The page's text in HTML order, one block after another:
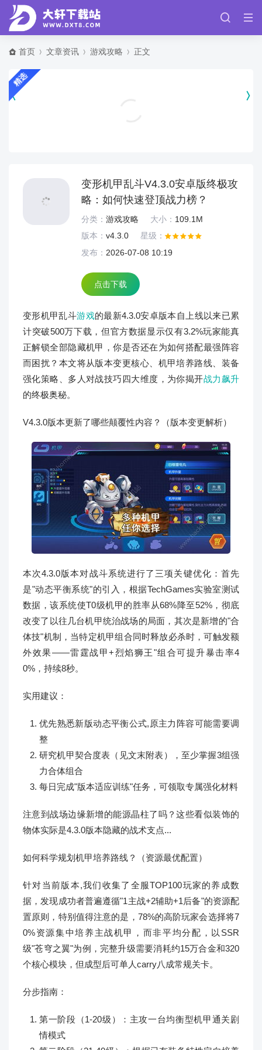
首页 文章资讯 游戏攻略 正文
精选
变形机甲乱斗V4.3.0安卓版终极攻
略：如何快速登顶战力榜？
分类： 游戏攻略 大小： 109.1M
版本： v4.3.0
星级：
发布： 2026-07-08 10:19
点击下载
变形机甲乱斗游戏的最新4.3.0安卓版本自上线以来已累
计突破500万下载，但官方数据显示仅有3.2%玩家能真
正解锁全部隐藏机甲，你是否还在为如何搭配最强阵容
而困扰？本文将从版本变更核心、机甲培养路线、装备
强化策略、多人对战技巧四大维度，为你揭开战力飙升
的终极奥秘。
V4.3.0版本更新了哪些颠覆性内容？（版本变更解析）
本次4.3.0版本对战斗系统进行了三项关键优化：首先
是"动态平衡系统"的引入，根据TechGames实验室测试
数据，该系统使T0级机甲的胜率从68%降至52%，彻底
改变了以往几台机甲统治战场的局面，其次是新增的"合
体技"机制，当特定机甲组合同时释放必杀时，可触发额
外效果——雷霆战甲+烈焰狮王"组合可提升暴击率4
0%，持续8秒。
实用建议：
优先熟悉新版动态平衡公式,原主力阵容可能需要调
整
研究机甲契合度表（见文末附表），至少掌握3组强
力合体组合
每日完成"版本适应训练"任务，可领取专属强化材料
注意到战场边缘新增的能源晶柱了吗？这些看似装饰的
物体实际是4.3.0版本隐藏的战术支点...
如何科学规划机甲培养路线？（资源最优配置）
针对当前版本,我们收集了全服TOP100玩家的养成数
据，发现成功者普遍遵循"1主战+2辅助+1后备"的资源配
置原则，特别值得注意的是，78%的高阶玩家会选择将7
0%资源集中培养主战机甲，而非平均分配，以SSR
级"苍穹之翼"为例，完整升级需要消耗约15万合金和320
个核心模块，但成型后可单人carry八成常规关卡。
分步指南：
第一阶段（1-20级）：主攻一台均衡型机甲通关剧
情模式